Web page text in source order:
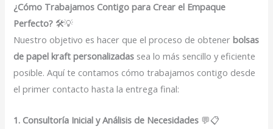
¿Cómo Trabajamos Contigo para Crear el Empaque
Perfecto? 🛠️💡
Nuestro objetivo es hacer que el proceso de obtenerbolsas
de papel kraft personalizadas sea lo más sencillo y eficiente
posible. Aquí te contamos cómo trabajamos contigo desde
el primer contacto hasta la entrega final:
1. Consultoría Inicial y Análisis de Necesidades 💬📋